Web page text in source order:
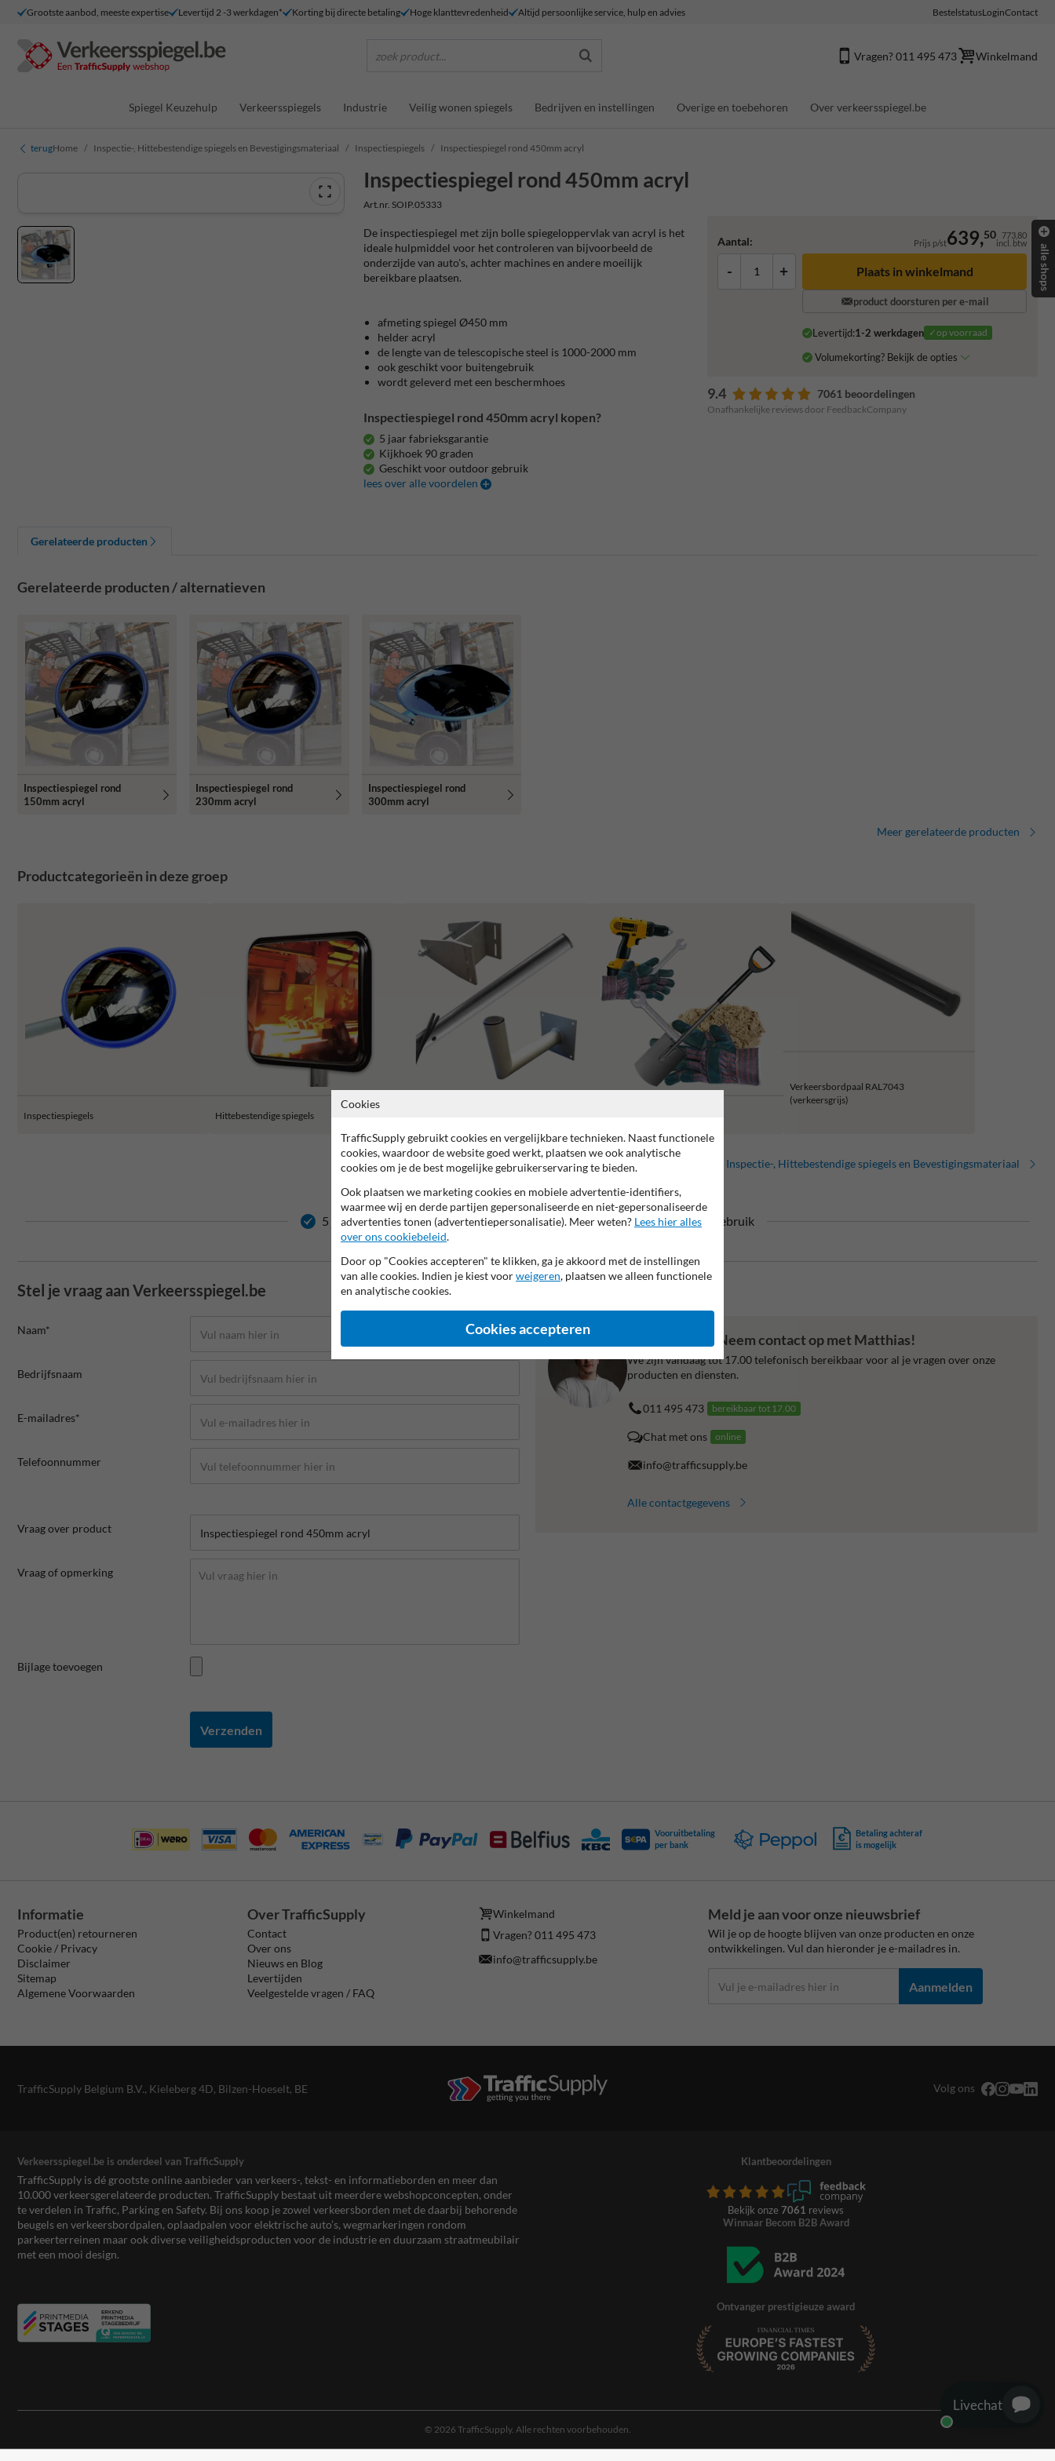
Grootste aanbod, meeste expertise Levertijd 2 -3 werkdagen* Korting bij directe betaling Hoge klanttevredenheid Altijd persoonlijke service, hulp en advies BestelstatusLoginContact
zoek product... Vragen? 011 495 473 Winkelmand
Spiegel Keuzehulp Verkeersspiegels Industrie Veilig wonen spiegels Bedrijven en instellingen Overige en toebehoren Over verkeersspiegel.be
terugHome Inspectie-, Hittebestendige spiegels en Bevestigingsmateriaal Inspectiespiegels Inspectiespiegel rond 450mm acryl
Inspectiespiegel rond 450mm acryl
Art.nr. SOIP.05333
Aantal: Prijs p/st639,50 773,80
incl. btw
- + Plaats in winkelmand
product doorsturen per e-mail
Levertijd:1-2 werkdagen ✓op voorraad
Volumekorting? Bekijk de opties
9.4 7061 beoordelingen
Onafhankelijke reviews door FeedbackCompany
De inspectiespiegel met zijn bolle spiegeloppervlak van acryl is het
ideale hulpmiddel voor het controleren van bijvoorbeeld de
onderzijde van auto's, achter machines en andere moeilijk
bereikbare plaatsen.
afmeting spiegel Ø450 mm
helder acryl
de lengte van de telescopische steel is 1000-2000 mm
ook geschikt voor buitengebruik
wordt geleverd met een beschermhoes
Inspectiespiegel rond 450mm acryl kopen?
5 jaar fabrieksgarantie
Kijkhoek 90 graden
Geschikt voor outdoor gebruik
lees over alle voordelen
Gerelateerde producten
Gerelateerde producten / alternatieven
Inspectiespiegel rond
150mm acryl
Inspectiespiegel rond
230mm acryl
Inspectiespiegel rond
300mm acryl
Meer gerelateerde producten
Productcategorieën in deze groep
Inspectiespiegels Hittebestendige spiegels
Verkeersbordpaal RAL7043
(verkeersgrijs)
Inspectie-, Hittebestendige spiegels en Bevestigingsmateriaal
5 jaar fabrieksgarantie Kijkhoek 90 graden Geschikt voor outdoor gebruik
Stel je vraag aan Verkeersspiegel.be
Naam*
Bedrijfsnaam
E-mailadres*
Telefoonnummer
Vraag over product
Vraag of opmerking
Bijlage toevoegen
Verzenden
Liever bellen? Neem contact op met Matthias!
We zijn vandaag tot 17.00 telefonisch bereikbaar voor al je vragen over onze
producten en diensten.
011 495 473 bereikbaar tot 17.00
Chat met ons online
info@trafficsupply.be
Alle contactgegevens
Vooruitbetaling
per bank
Betaling achteraf
is mogelijk
Informatie
Product(en) retourneren
Cookie / Privacy
Disclaimer
Sitemap
Algemene Voorwaarden
Over TrafficSupply
Contact
Over ons
Nieuws en Blog
Levertijden
Veelgestelde vragen / FAQ
Winkelmand
Vragen? 011 495 473
info@trafficsupply.be
Meld je aan voor onze nieuwsbrief
Wil je op de hoogte blijven van onze producten en onze
ontwikkelingen. Vul dan hieronder je e-mailadres in.
Aanmelden
TrafficSupply Belgium B.V., Kieleberg 4D, Bilzen-Hoeselt, BE Volg ons
Verkeersspiegel.be is onderdeel van TrafficSupply
TrafficSupply is dé grootste online aanbieder van verkeers-, tekst- en informatieborden en meer dan
10.000 verkeersgerelateerde producten. TrafficSupply bestaat uit meerdere webshopconcepten, onder
te verdelen in Traffic, Parking en Safety. Bij ons koop je zowel verkeersborden met de daarbij behorende
beugels en verkeersbordpalen, oplaadpalen voor elektrische auto’s, wegmarkeringen rondom
parkeerterreinen maar ook diverse veiligheidsproducten voor de industrie en duurzaam straatmeubilair
met een mooi design.
Klantbeoordelingen
Bekijk onze 7061 reviews
Winnaar Becom B2B Award
Ontvanger prestigieuze award
© 2026 TrafficSupply. Alle rechten voorbehouden.
alle shops
Cookies
TrafficSupply gebruikt cookies en vergelijkbare technieken. Naast functionele
cookies, waardoor de website goed werkt, plaatsen we ook analytische
cookies om je de best mogelijke gebruikerservaring te bieden.
Ook plaatsen we marketing cookies en mobiele advertentie-identifiers,
waarmee wij en derde partijen gepersonaliseerde en niet-gepersonaliseerde
advertenties tonen (advertentiepersonalisatie). Meer weten? Lees hier alles
over ons cookiebeleid.
Door op "Cookies accepteren" te klikken, ga je akkoord met de instellingen
van alle cookies. Indien je kiest voorweigeren, plaatsen we alleen functionele
en analytische cookies.
Cookies accepteren
Livechat